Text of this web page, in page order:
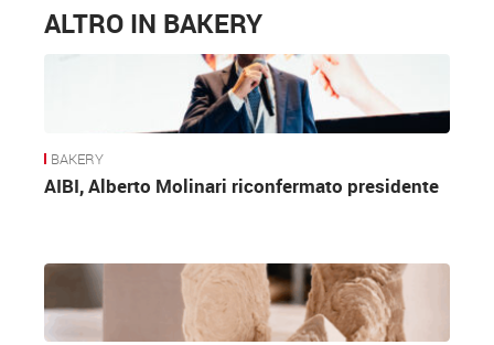
ALTRO IN BAKERY
BAKERY
AIBI, Alberto Molinari riconfermato presidente